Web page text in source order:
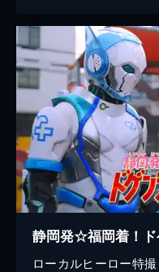
静岡発☆福岡着！ド
ローカルヒーロー特